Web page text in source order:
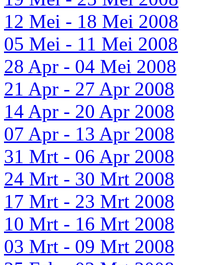
12 Mei - 18 Mei 2008
05 Mei - 11 Mei 2008
28 Apr - 04 Mei 2008
21 Apr - 27 Apr 2008
14 Apr - 20 Apr 2008
07 Apr - 13 Apr 2008
31 Mrt - 06 Apr 2008
24 Mrt - 30 Mrt 2008
17 Mrt - 23 Mrt 2008
10 Mrt - 16 Mrt 2008
03 Mrt - 09 Mrt 2008